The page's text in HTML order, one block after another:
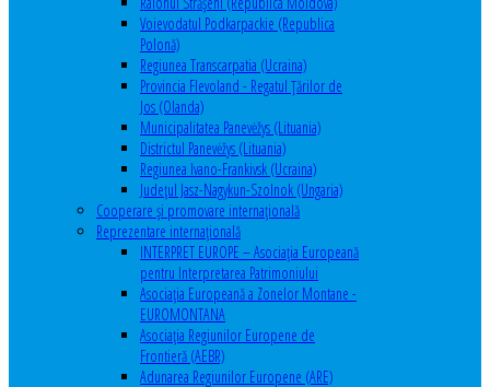
Voievodatul Podkarpackie (Republica
Polonă)
Regiunea Transcarpatia (Ucraina)
Provincia Flevoland - Regatul Ţărilor de
Jos (Olanda)
Municipalitatea Panevėžys (Lituania)
Districtul Panevėžys (Lituania)
Regiunea Ivano-Frankivsk (Ucraina)
Judeţul Jasz-Nagykun-Szolnok (Ungaria)
Cooperare şi promovare internaţională
Reprezentare internaţională
INTERPRET EUROPE – Asociația Europeană
pentru Interpretarea Patrimoniului
Asociația Europeană a Zonelor Montane -
EUROMONTANA
Asociația Regiunilor Europene de
Frontieră (AEBR)
Adunarea Regiunilor Europene (ARE)